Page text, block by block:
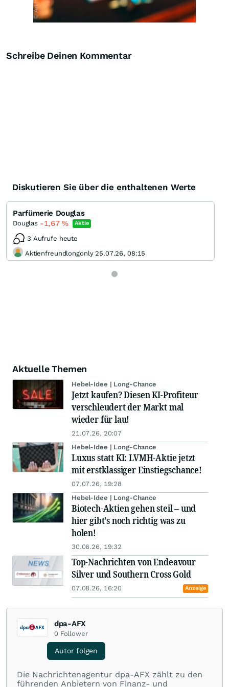
Schreibe Deinen Kommentar
Diskutieren Sie über die enthaltenen Werte
Parfümerie Douglas
Douglas -1,67% Aktie
3 Aufrufe heute
Aktienfreundlongonly 25.07.26, 08:15
Aktuelle Themen
Hebel-Idee | Long-Chance
Jetzt kaufen? Diesen KI-Profiteur
verschleudert der Markt mal
wieder für lau!
21.07.26, 20:07
Hebel-Idee | Long-Chance
Luxus statt KI: LVMH-Aktie jetzt
mit erstklassiger Einstiegschance!
07.07.26, 19:28
Hebel-Idee | Long-Chance
Biotech-Aktien gehen steil – und
hier gibt's noch richtig was zu
holen!
30.06.26, 19:32
Top-Nachrichten von Endeavour
Silver und Southern Cross Gold
07.08.26, 16:20 Anzeige
dpa-AFX
0 Follower
Autor folgen
Die Nachrichtenagentur dpa-AFX zählt zu den
führenden Anbietern von Finanz- und